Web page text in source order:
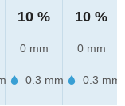
10 %
0 mm
0.3 mm
10 %
0 mm
0.3 mm